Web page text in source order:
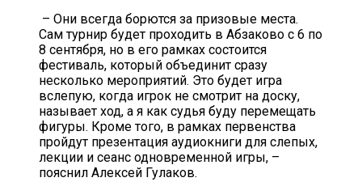
– Они всегда борются за призовые места.
Сам турнир будет проходить в Абзаково с 6 по
8 сентября, но в его рамках состоится
фестиваль, который объединит сразу
несколько мероприятий. Это будет игра
вслепую, когда игрок не смотрит на доску,
называет ход, а я как судья буду перемещать
фигуры. Кроме того, в рамках первенства
пройдут презентация аудиокниги для слепых,
лекции и сеанс одновременной игры, –
пояснил Алексей Гулаков.